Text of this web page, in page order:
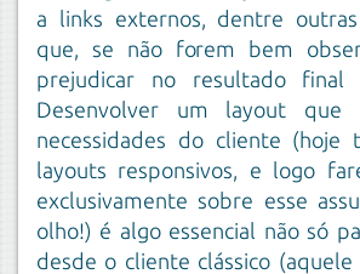
a links externos, dentre outras
que, se não forem bem
prejudicar no resultado final
Desenvolver um layout que
necessidades do cliente (hoje
layouts responsivos, e logo
exclusivamente sobre esse
olho!) é algo essencial não só
desde o cliente clássico